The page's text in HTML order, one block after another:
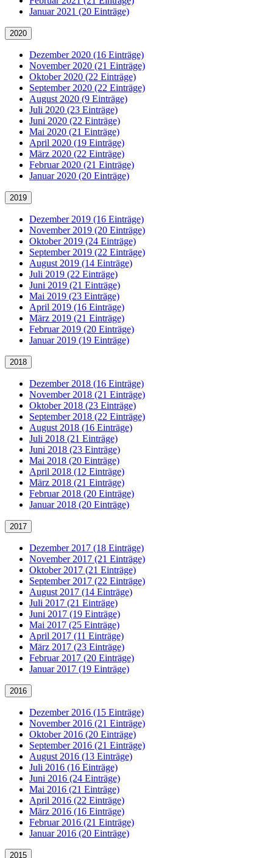
Januar 2021 (20 Einträge)
2020
Dezember 2020 (16 Einträge)
November 2020 (21 Einträge)
Oktober 2020 (22 Einträge)
September 2020 (22 Einträge)
August 2020 (9 Einträge)
Juli 2020 (23 Einträge)
Juni 2020 (22 Einträge)
Mai 2020 (21 Einträge)
April 2020 (19 Einträge)
März 2020 (22 Einträge)
Februar 2020 (21 Einträge)
Januar 2020 (20 Einträge)
2019
Dezember 2019 (16 Einträge)
November 2019 (20 Einträge)
Oktober 2019 (24 Einträge)
September 2019 (22 Einträge)
August 2019 (14 Einträge)
Juli 2019 (22 Einträge)
Juni 2019 (21 Einträge)
Mai 2019 (23 Einträge)
April 2019 (16 Einträge)
März 2019 (21 Einträge)
Februar 2019 (20 Einträge)
Januar 2019 (19 Einträge)
2018
Dezember 2018 (16 Einträge)
November 2018 (21 Einträge)
Oktober 2018 (23 Einträge)
September 2018 (22 Einträge)
August 2018 (16 Einträge)
Juli 2018 (21 Einträge)
Juni 2018 (23 Einträge)
Mai 2018 (20 Einträge)
April 2018 (12 Einträge)
März 2018 (21 Einträge)
Februar 2018 (20 Einträge)
Januar 2018 (20 Einträge)
2017
Dezember 2017 (18 Einträge)
November 2017 (21 Einträge)
Oktober 2017 (21 Einträge)
September 2017 (22 Einträge)
August 2017 (14 Einträge)
Juli 2017 (21 Einträge)
Juni 2017 (19 Einträge)
Mai 2017 (25 Einträge)
April 2017 (11 Einträge)
März 2017 (23 Einträge)
Februar 2017 (20 Einträge)
Januar 2017 (19 Einträge)
2016
Dezember 2016 (15 Einträge)
November 2016 (21 Einträge)
Oktober 2016 (20 Einträge)
September 2016 (21 Einträge)
August 2016 (13 Einträge)
Juli 2016 (16 Einträge)
Juni 2016 (24 Einträge)
Mai 2016 (21 Einträge)
April 2016 (22 Einträge)
März 2016 (16 Einträge)
Februar 2016 (21 Einträge)
Januar 2016 (20 Einträge)
2015